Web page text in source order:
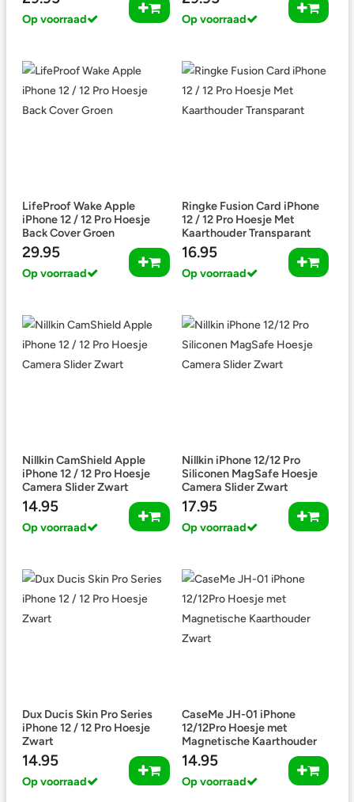
Op voorraad Op voorraad
LifeProof Wake Apple
iPhone 12 / 12 Pro Hoesje
Back Cover Groen
29.95
Op voorraad
Ringke Fusion Card iPhone
12 / 12 Pro Hoesje Met
Kaarthouder Transparant
16.95
Op voorraad
Nillkin CamShield Apple
iPhone 12 / 12 Pro Hoesje
Camera Slider Zwart
14.95
Op voorraad
Nillkin iPhone 12/12 Pro
Siliconen MagSafe Hoesje
Camera Slider Zwart
17.95
Op voorraad
Dux Ducis Skin Pro Series
iPhone 12 / 12 Pro Hoesje
Zwart
14.95
Op voorraad
CaseMe JH-01 iPhone
12/12Pro Hoesje met
Magnetische Kaarthouder
Zwart
14.95
Op voorraad